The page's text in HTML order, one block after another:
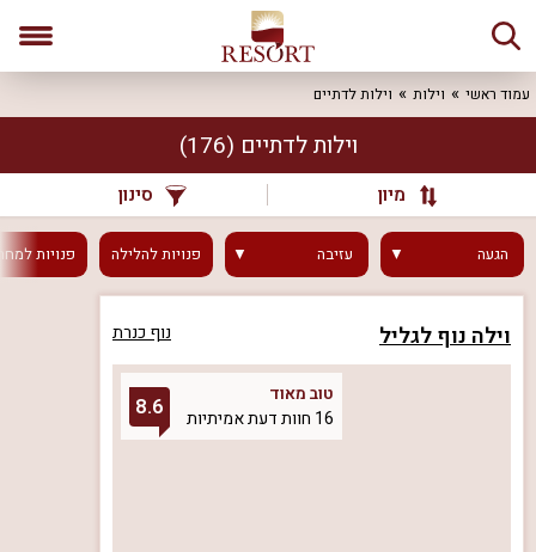
עמוד ראשי וילות וילות לדתיים
וילות לדתיים (176)
מיון סינון
הגעה עזיבה פנויותלהלילה פנויות
וילה נוף לגליל נוף כנרת
טוב מאוד
16 חוות דעת אמיתיות
8.6